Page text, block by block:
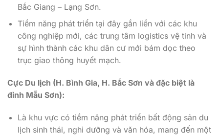
Bắc Giang – Lạng Sơn.
Tiềm năng phát triển tại đây gắn liền với các khu
công nghiệp mới, các trung tâm logistics vệ tinh và
sự hình thành các khu dân cư mới bám dọc theo
trục giao thông huyết mạch.
Cực Du lịch (H. Bình Gia, H. Bắc Sơn và đặc biệt là
đỉnh Mẫu Sơn):
Là khu vực có tiềm năng phát triển bất động sản du
lịch sinh thái, nghỉ dưỡng và văn hóa, mang đến một